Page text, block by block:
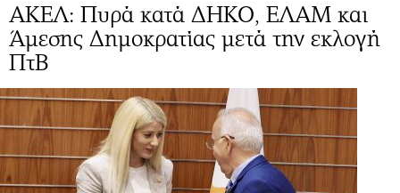
ΑΚΕΛ: Πυρά κατά ΔΗΚΟ, ΕΛΑΜ και
Άμεσης Δημοκρατίας μετά την εκλογή
ΠτΒ